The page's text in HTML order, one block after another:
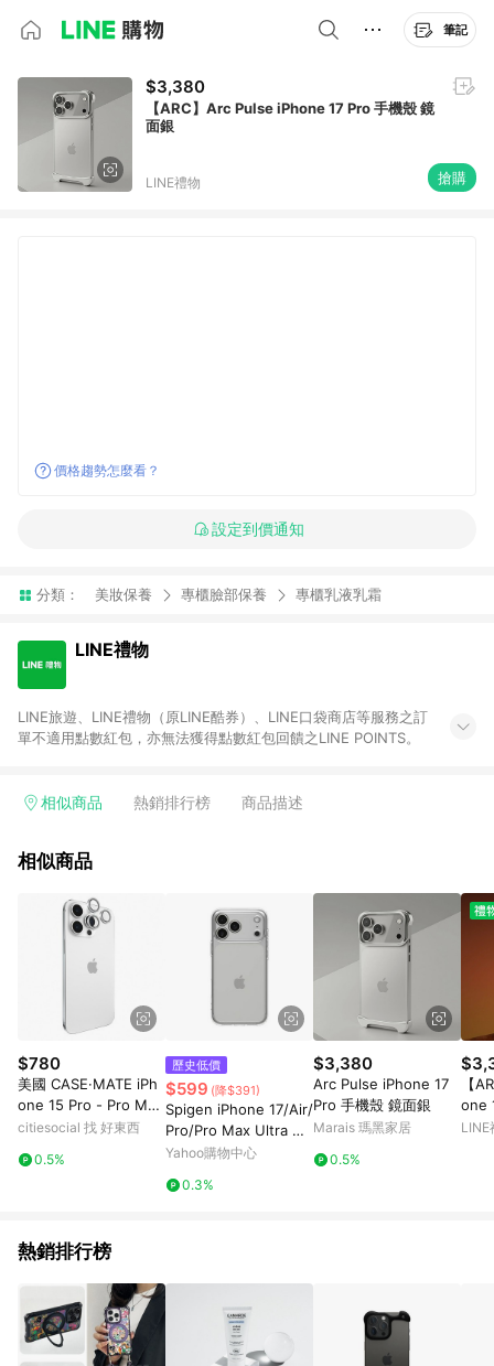
筆記
$3,380
【ARC】Arc Pulse iPhone 17 Pro 手機殼 鏡
面銀
LINE禮物 搶購
價格趨勢怎麼看？
設定到價通知
分類： 美妝保養 專櫃臉部保養 專櫃乳液乳霜
LINE禮物
LINE旅遊、LINE禮物（原LINE酷券）、LINE口袋商店等服務之訂
單不適用點數紅包，亦無法獲得點數紅包回饋之LINE POINTS。
相似商品 熱銷排行榜 商品描述
相似商品
$780
美國 CASE·MATE iPh
one 15 Pro - Pro Max
三鏡頭專用鋁合金鏡頭
citiesocial 找 好東西
0.5%
歷史低價
$599 (降$391)
Spigen iPhone 17/Air/
Pro/Pro Max Ultra Hy
brid 防摔保護殼
Yahoo購物中心
0.3%
$3,380
Arc Pulse iPhone 17
Pro 手機殼 鏡面銀
Marais 瑪黑家居
0.5%
【
one
殼
LINE
熱銷排行榜